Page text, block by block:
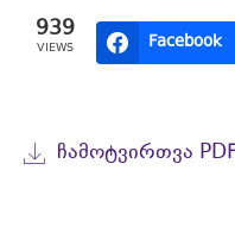
939
VIEWS Facebook
ᲩᲐᲛᲝᲢᲕᲘᲠᲗᲕᲐ